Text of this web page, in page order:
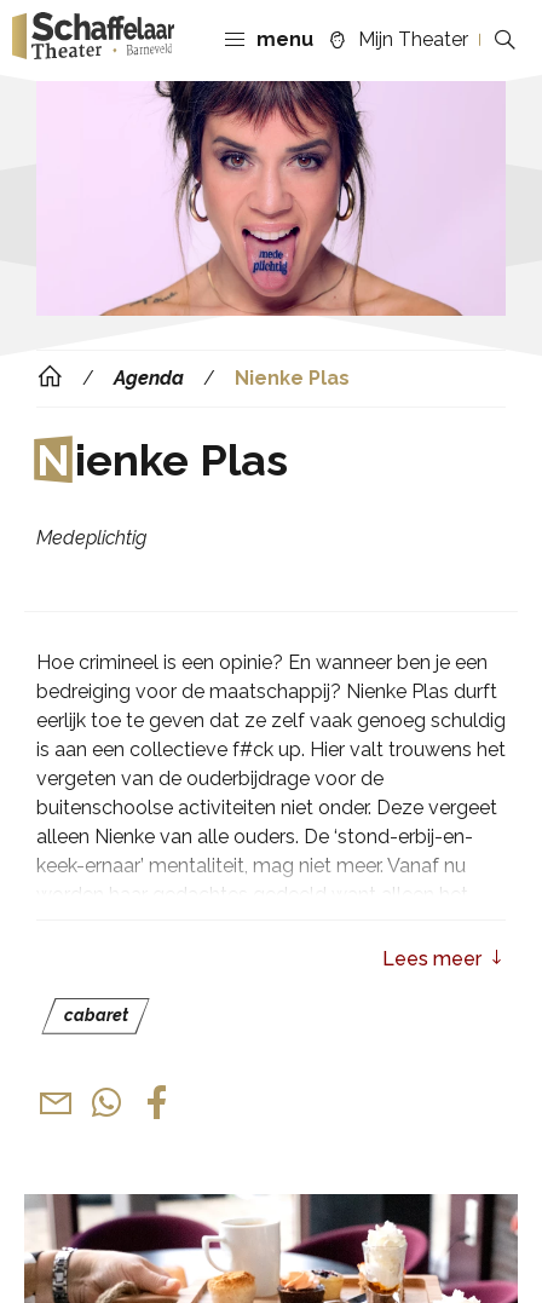
menu Mijn Theater
Agenda Nienke Plas
N ienke Plas
Medeplichtig
Hoe crimineel is een opinie? En wanneer ben je een
bedreiging voor de maatschappij? Nienke Plas durft
eerlijk toe te geven dat ze zelf vaak genoeg schuldig
is aan een collectieve f#ck up. Hier valt trouwens het
vergeten van de ouderbijdrage voor de
buitenschoolse activiteiten niet onder. Deze vergeet
alleen Nienke van alle ouders. De ‘stond-erbij-en-
keek-ernaar’ mentaliteit, mag niet meer. Vanaf nu
worden haar gedachtes gedeeld want alleen het
Lees meer
cabaret